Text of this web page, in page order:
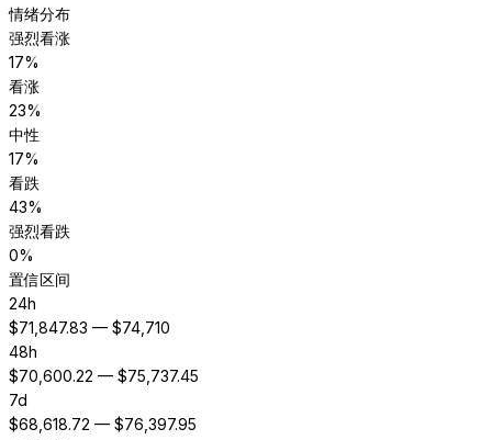
情绪分布
强烈看涨
17%
看涨
23%
中性
17%
看跌
43%
强烈看跌
0%
置信区间
24h
$71,847.83 — $74,710
48h
$70,600.22 — $75,737.45
7d
$68,618.72 — $76,397.95